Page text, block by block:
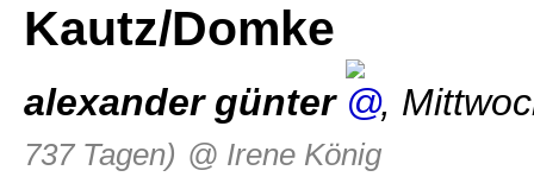
Kautz/Domke
alexander günter ,
737 Tagen) @ Irene König